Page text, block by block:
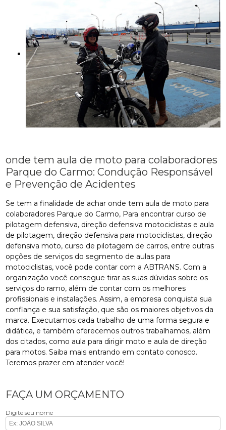
onde tem aula de moto para colaboradores
Parque do Carmo: Condução Responsável
e Prevenção de Acidentes
Se tem a finalidade de achar onde tem aula de moto para
colaboradores Parque do Carmo, Para encontrar curso de
pilotagem defensiva, direção defensiva motociclistas e aula
de pilotagem, direção defensiva para motociclistas, direção
defensiva moto, curso de pilotagem de carros, entre outras
opções de serviços do segmento de aulas para
motociclistas, você pode contar com a ABTRANS. Com a
organização você consegue tirar as suas dúvidas sobre os
serviços do ramo, além de contar com os melhores
profissionais e instalações. Assim, a empresa conquista sua
confiança e sua satisfação, que são os maiores objetivos da
marca. Executamos cada trabalho de uma forma segura e
didática, e também oferecemos outros trabalhamos, além
dos citados, como aula para dirigir moto e aula de direção
para motos. Saiba mais entrando em contato conosco.
Teremos prazer em atender você!
FAÇA UM ORÇAMENTO
Digite seu nome